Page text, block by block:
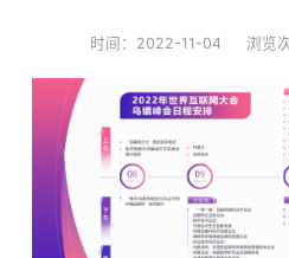
时间：2022-11-04 浏览